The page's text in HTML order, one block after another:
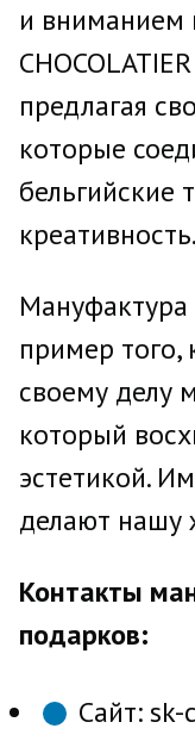
и вниманием
предлагая
которые
бельгийские
креативность.
Мануфактура
пример того,
своему делу
который
эстетикой.
делают нашу
Контакты
подарков:
Сайт: